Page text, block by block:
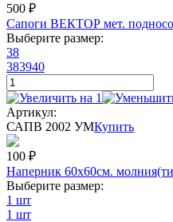
500 ₽
Сапоги ВЕКТОР мет.
Выберите размер:
38
383940
Артикул:
САПВ 2002 УМКупить
100 ₽
Наперник 60х60см.
Выберите размер:
1 шт
1 шт